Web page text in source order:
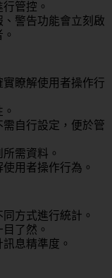
管控。
警告功能會立刻啟
瞭解使用者操作行
自行設定，便於管
需資料。
用者操作行為。
方式進行統計。
了然。
息精準度。